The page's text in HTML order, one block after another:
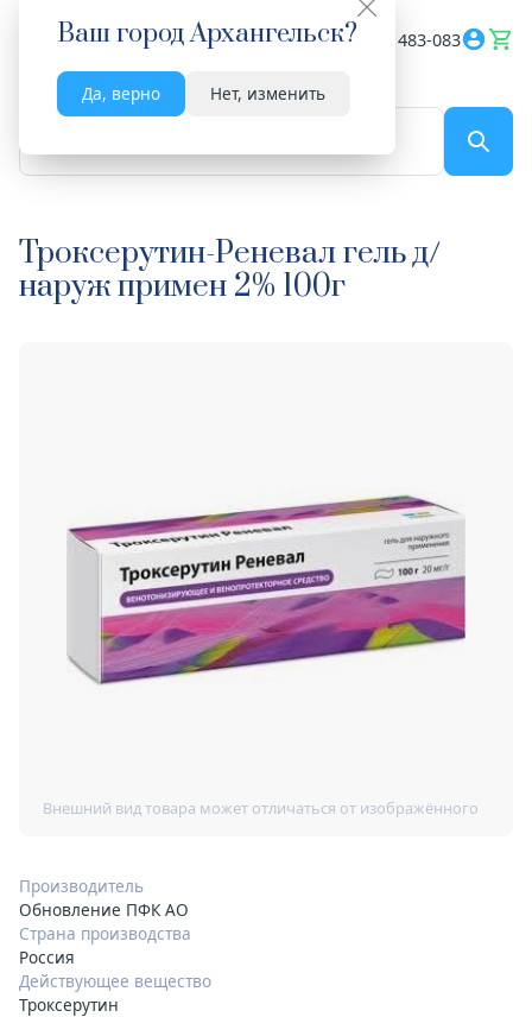
Ваш городАрхангельск?
Да, верно Нет, изменить
Весь сайт 8182 483-083
Троксерутин-Реневал гель д/
наруж примен 2% 100г
Производитель
Обновление ПФК АО
Страна производства
Россия
Действующее вещество
Троксерутин